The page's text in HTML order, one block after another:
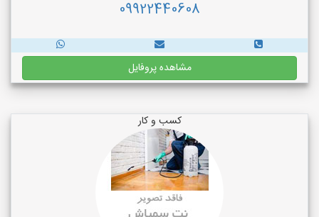
09922440608
مشاهده پروفایل
کسب و کار